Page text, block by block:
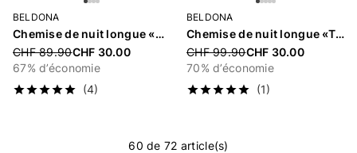
BELDONA
Chemise de nuit longue «Vlora»
Price reduced from
CHF 89.90CHF 30.00
67% d’économie
(4)
BELDONA
Chemise de nuit longue «Tinka»
Price reduced from
CHF 99.90CHF 30.00
70% d’économie
(1)
60 de 72 article(s)